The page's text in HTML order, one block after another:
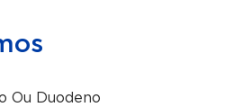
Ou Duodeno